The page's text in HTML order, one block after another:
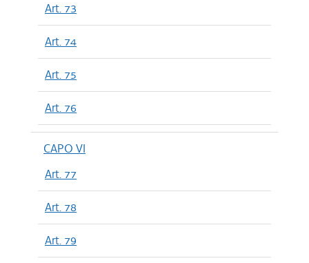
Art. 73
Art. 74
Art. 75
Art. 76
CAPO VI
Art. 77
Art. 78
Art. 79